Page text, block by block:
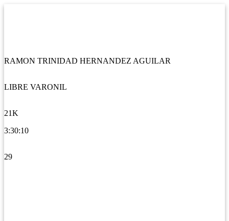
RAMON TRINIDAD HERNANDEZ AGUILAR
LIBRE VARONIL
21K
3:30:10
29